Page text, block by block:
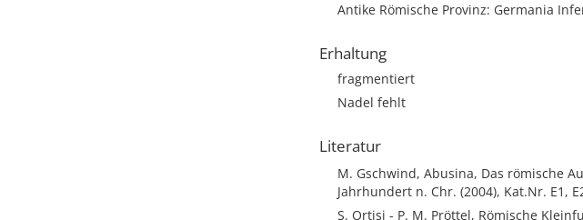
Antike Römische Provinz: Germania
Erhaltung
fragmentiert
Nadel fehlt
Literatur
M. Gschwind, Abusina, Das römische
Jahrhundert n. Chr. (2004), Kat.Nr. E1,
S. Ortisi - P. M. Pröttel, Römische